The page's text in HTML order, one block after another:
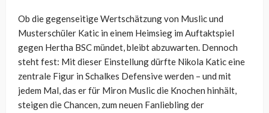
Ob die gegenseitige Wertschätzung von Muslic und
Musterschüler Katic in einem Heimsieg im Auftaktspiel
gegen Hertha BSC mündet, bleibt abzuwarten. Dennoch
steht fest: Mit dieser Einstellung dürfte Nikola Katic eine
zentrale Figur in Schalkes Defensive werden – und mit
jedem Mal, das er für Miron Muslic die Knochen hinhält,
steigen die Chancen, zum neuen Fanliebling der